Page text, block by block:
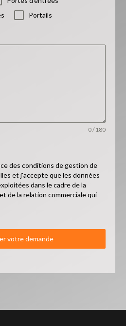
Portails
0 / 180
des conditions de gestion de
et j'accepte que les données
dans le cadre de la
de la relation commerciale qui
votre demande